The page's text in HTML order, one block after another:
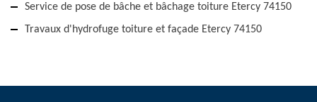
Service de pose de bâche et bâchage toiture Etercy 74150
Travaux d'hydrofuge toiture et façade Etercy 74150